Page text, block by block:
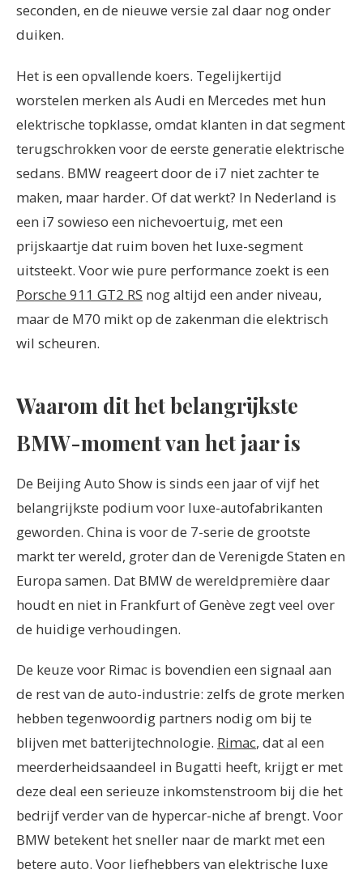
seconden, en de nieuwe versie zal daar nog onder
duiken.
Het is een opvallende koers. Tegelijkertijd
worstelen merken als Audi en Mercedes met hun
elektrische topklasse, omdat klanten in dat segment
terugschrokken voor de eerste generatie elektrische
sedans. BMW reageert door de i7 niet zachter te
maken, maar harder. Of dat werkt? In Nederland is
een i7 sowieso een nichevoertuig, met een
prijskaartje dat ruim boven het luxe-segment
uitsteekt. Voor wie pure performance zoekt is een
Porsche 911 GT2 RS nog altijd een ander niveau,
maar de M70 mikt op de zakenman die elektrisch
wil scheuren.
Waarom dit het belangrijkste
BMW-moment van het jaar is
De Beijing Auto Show is sinds een jaar of vijf het
belangrijkste podium voor luxe-autofabrikanten
geworden. China is voor de 7-serie de grootste
markt ter wereld, groter dan de Verenigde Staten en
Europa samen. Dat BMW de wereldpremière daar
houdt en niet in Frankfurt of Genève zegt veel over
de huidige verhoudingen.
De keuze voor Rimac is bovendien een signaal aan
de rest van de auto-industrie: zelfs de grote merken
hebben tegenwoordig partners nodig om bij te
blijven met batterijtechnologie. Rimac, dat al een
meerderheidsaandeel in Bugatti heeft, krijgt er met
deze deal een serieuze inkomstenstroom bij die het
bedrijf verder van de hypercar-niche af brengt. Voor
BMW betekent het sneller naar de markt met een
betere auto. Voor liefhebbers van elektrische luxe